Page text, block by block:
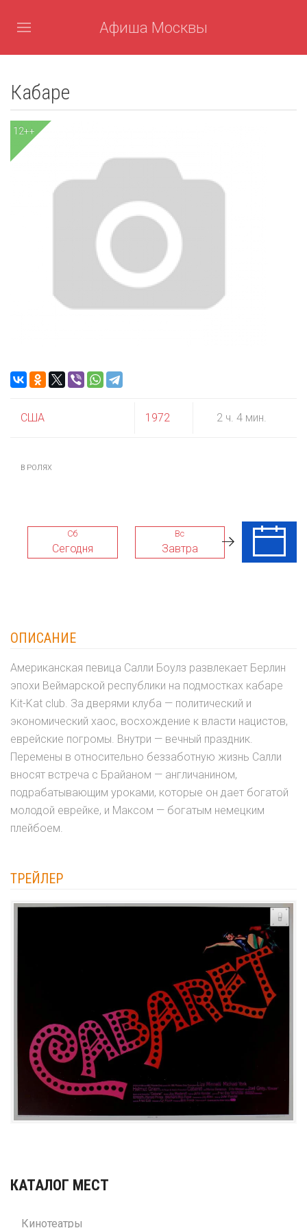
Афиша Москвы
Кабаре
12++
США 1972 2 ч. 4 мин.
В РОЛЯХ
Сб
Сегодня
Вс
Завтра
Пн
ОПИСАНИЕ
Американская певица Салли Боулз развлекает Берлин
эпохи Веймарской республики на подмостках кабаре
Kit-Kat club. За дверями клуба — политический и
экономический хаос, восхождение к власти нацистов,
еврейские погромы. Внутри — вечный праздник.
Перемены в относительно беззаботную жизнь Салли
вносят встреча с Брайаном — англичанином,
подрабатывающим уроками, которые он дает богатой
молодой еврейке, и Максом — богатым немецким
плейбоем.
ТРЕЙЛЕР
КАТАЛОГ МЕСТ
Кинотеатры